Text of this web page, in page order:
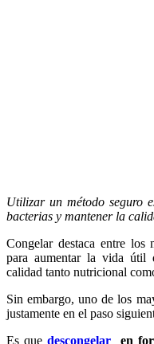
Utilizar un método seguro
bacterias y mantener la
Congelar destaca entre los
para aumentar la vida útil
calidad tanto nutricional
Sin embargo, uno de los
justamente en el paso
Es quedescongelar en